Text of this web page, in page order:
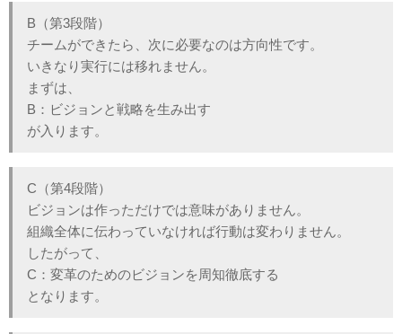
B（第3段階）
チームができたら、次に必要なのは方向性です。
いきなり実行には移れません。
まずは、
B：ビジョンと戦略を生み出す
が入ります。
C（第4段階）
ビジョンは作っただけでは意味がありません。
組織全体に伝わっていなければ行動は変わりません。
したがって、
C：変革のためのビジョンを周知徹底する
となります。